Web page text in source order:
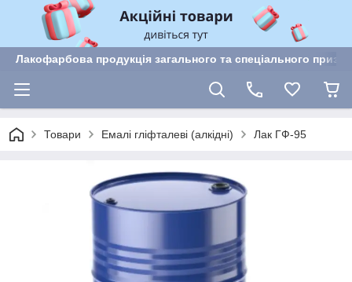
Лакофарбова продукція загального та спеціального
Товари Емалі гліфталеві (алкідні) Лак ГФ-95